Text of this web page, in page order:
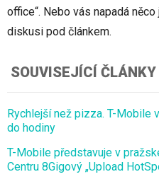
office“. Nebo vás napadá
diskusi pod článkem.
SOUVISEJÍCÍ ČLÁNKY
Rychlejší než pizza. T-Mobile
do hodiny
T-Mobile představuje v
Centru 8Gigový „Upload